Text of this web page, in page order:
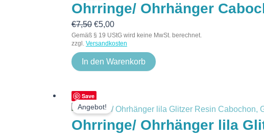
Ohrringe/ Ohrhänger
€7,50
war:
€5,00
ist:
€5,00.
Gemäß § 19 UStG wird keine MwSt. berechnet.
zzgl. Versandkosten
In den Warenkorb
Save
Angebot!
Ohrringe/ Ohrhänger lila
Preis
war:
€12,00
Preis
ist:
€6,00.